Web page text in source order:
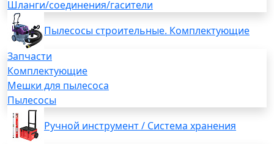
Шланги/соединения/гасители
Пылесосы строительные. Комплектующие
Запчасти
Комплектующие
Мешки для пылесоса
Пылесосы
Ручной инструмент / Система хранения